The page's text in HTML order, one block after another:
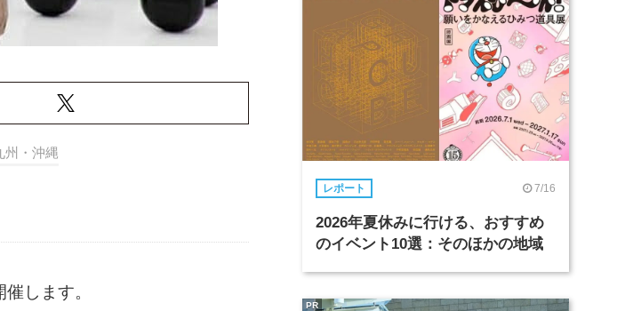
州・沖縄
します。
レポート 7/16
2026年夏休みに行ける、おすすめ
のイベント10選：そのほかの地域
PR